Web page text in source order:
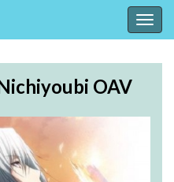
la
OAV